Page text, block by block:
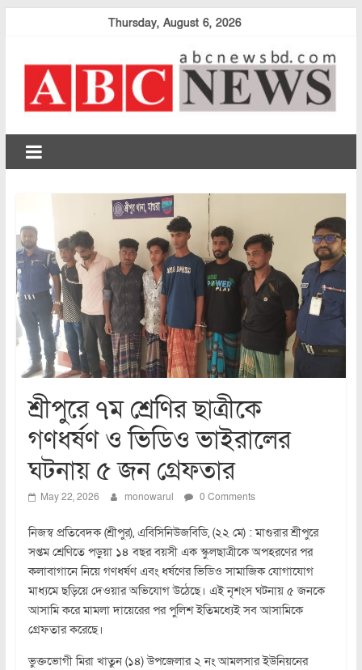
Thursday, August 6, 2026
abcnewsbd
শ্রীপুরে ৭ম শ্রেণির ছাত্রীকে
গণধর্ষণ ও ভিডিও ভাইরালের
ঘটনায় ৫ জন গ্রেফতার
May 22, 2026 monowarul 0 Comments
নিজস্ব প্রতিবেদক (শ্রীপুর), এবিসিনিউজবিডি, (২২ মে) : মাগুরার শ্রীপুরে
সপ্তম শ্রেণিতে পড়ুয়া ১৪ বছর বয়সী এক স্কুলছাত্রীকে অপহরণের পর
কলাবাগানে নিয়ে গণধর্ষণ এবং ধর্ষণের ভিডিও সামাজিক যোগাযোগ
মাধ্যমে ছড়িয়ে দেওয়ার অভিযোগ উঠেছে। এই নৃশংস ঘটনায় ৫ জনকে
আসামি করে মামলা দায়েরের পর পুলিশ ইতিমধ্যেই সব আসামিকে
গ্রেফতার করেছে।
ভুক্তভোগী মিরা খাতুন (১৪) উপজেলার ২ নং আমলসার ইউনিয়নের